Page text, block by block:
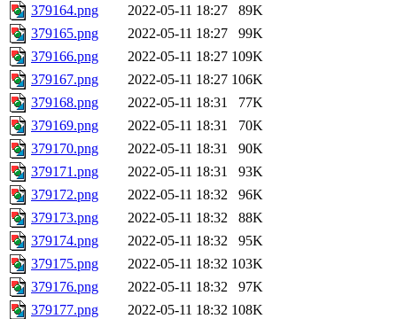
379164.png
2022-05-11 18:27
89K
379165.png
2022-05-11 18:27
99K
379166.png
2022-05-11 18:27 109K
379167.png
2022-05-11 18:27 106K
379168.png
2022-05-11 18:31
77K
379169.png
2022-05-11 18:31
70K
379170.png
2022-05-11 18:31
90K
379171.png
2022-05-11 18:31
93K
379172.png
2022-05-11 18:32
96K
379173.png
2022-05-11 18:32
88K
379174.png
2022-05-11 18:32
95K
379175.png
2022-05-11 18:32 103K
379176.png
2022-05-11 18:32
97K
379177.png
2022-05-11 18:32 108K